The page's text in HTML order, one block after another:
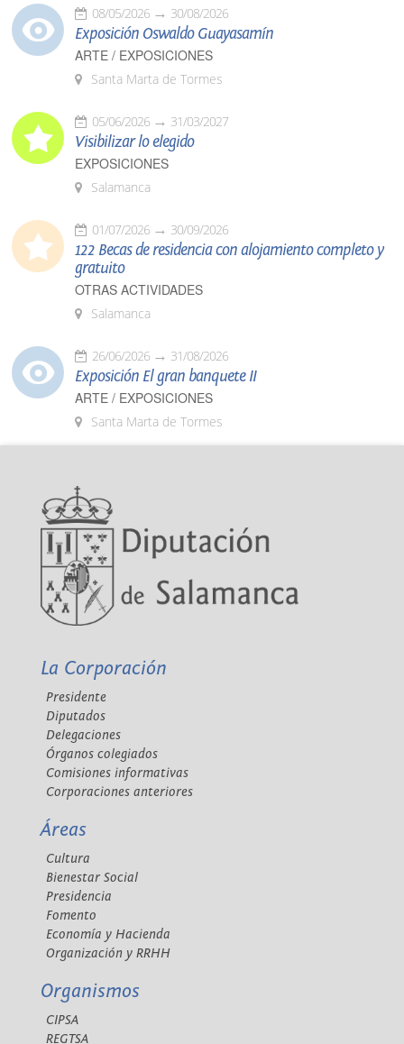
08/05/2026 30/08/2026
Exposición Oswaldo Guayasamín
ARTE / EXPOSICIONES
Santa Marta de Tormes
05/06/2026 31/03/2027
Visibilizar lo elegido
EXPOSICIONES
Salamanca
01/07/2026 30/09/2026
122 Becas de residencia con alojamiento completo y
gratuito
OTRAS ACTIVIDADES
Salamanca
26/06/2026 31/08/2026
Exposición El gran banquete II
ARTE / EXPOSICIONES
Santa Marta de Tormes
La Corporación
Presidente
Diputados
Delegaciones
Órganos colegiados
Comisiones informativas
Corporaciones anteriores
Áreas
Cultura
Bienestar Social
Presidencia
Fomento
Economía y Hacienda
Organización y RRHH
Organismos
CIPSA
REGTSA